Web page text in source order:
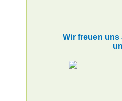
Wir freuen uns